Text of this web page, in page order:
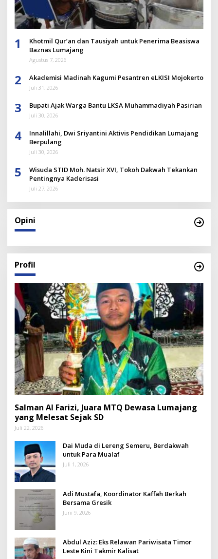
1
Khotmil Qur’an dan Tausiyah untuk Penerima Beasiswa
Baznas Lumajang
Agustus 7, 2026
2 Akademisi Madinah Kagumi Pesantren eLKISI Mojokerto
Juli 31, 2026
3 Bupati Ajak Warga Bantu LKSA Muhammadiyah Pasirian
Juli 30, 2026
4
Innalillahi, Dwi Sriyantini Aktivis Pendidikan Lumajang
Berpulang
Juli 30, 2026
5
Wisuda STID Moh. Natsir XVI, Tokoh Dakwah Tekankan
Pentingnya Kaderisasi
Juli 27, 2026
Opini
Profil
Salman Al Farizi, Juara MTQ Dewasa Lumajang
yang Melesat Sejak SD
Juli 22, 2026
Dai Muda di Lereng Semeru, Berdakwah
untuk Para Mualaf
Juli 1, 2026
Adi Mustafa, Koordinator Kaffah Berkah
Bersama Gresik
Juni 9, 2026
Abdul Aziz: Eks Relawan Pariwisata Timor
Leste Kini Takmir Kalisat